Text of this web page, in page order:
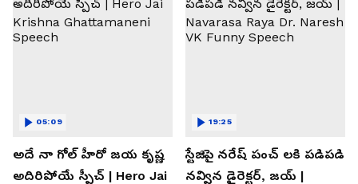
అదే నా గోల్ హీరో జయ కృష్ణ
అదిరిపోయే స్పీచ్ | Hero Jai
05:09
స్టేజిపై నరేష్ పంచ్ లకి పడిపడి
నవ్విన డైరెక్టర్, జయ్ |
19:25